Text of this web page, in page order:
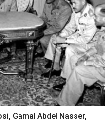
Gamal Abdel Nasser,